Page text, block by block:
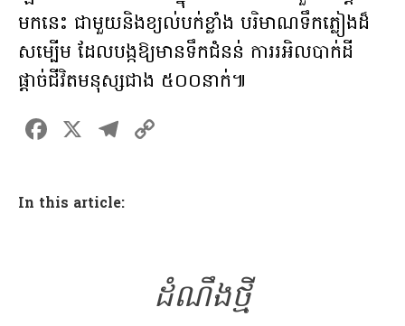
មកនេះ ជាមួយនិងខ្យល់បក់ខ្លាំង បរិមាណទឹកភ្លៀងដ៏
សម្បើម ដែលបង្កឱ្យមានទឹកជំនន់ ការរអិលបាក់ដី
ផ្តាច់ជីវិតមនុស្សជាង ៥០០នាក់៕
F
ce
b
X T
gr
n
k
In this article:
ដំណឹងថ្មី